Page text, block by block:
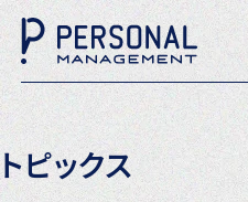
ホーム
パーソナル・マネ
トピックス